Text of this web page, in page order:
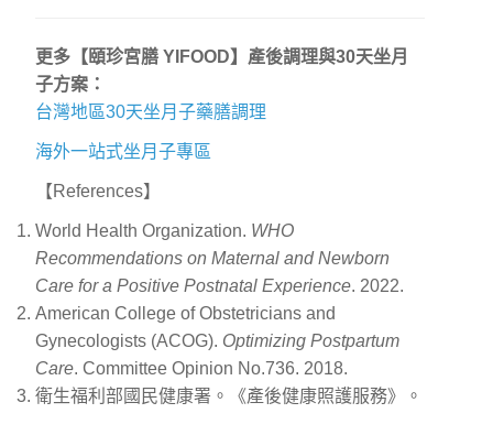
更多【頤珍宮膳 YIFOOD】產後調理與30天坐月
子方案：
台灣地區30天坐月子藥膳調理
海外一站式坐月子專區
【References】
World Health Organization. WHO
Recommendations on Maternal and Newborn
Care for a Positive Postnatal Experience. 2022.
American College of Obstetricians and
Gynecologists (ACOG). Optimizing Postpartum
Care. Committee Opinion No.736. 2018.
衛生福利部國民健康署。《產後健康照護服務》。